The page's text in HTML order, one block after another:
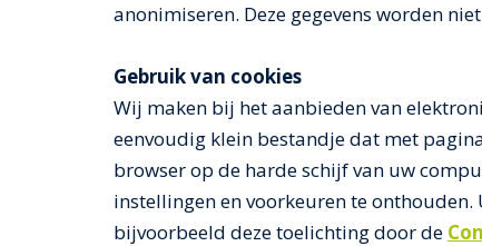
anonimiseren. Deze gegevens worden
Gebruik van cookies
Wij maken bij het aanbieden van
eenvoudig klein bestandje dat met
browser op de harde schijf van uw
instellingen en voorkeuren te
bijvoorbeeld deze toelichting door de